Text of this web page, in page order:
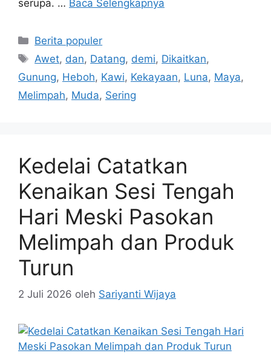
serupa. … Baca Selengkapnya
Kategori
Berita populer
Tag
Awet, dan, Datang, demi, Dikaitkan,
Gunung, Heboh, Kawi, Kekayaan, Luna, Maya,
Melimpah, Muda, Sering
Kedelai Catatkan
Kenaikan Sesi Tengah
Hari Meski Pasokan
Melimpah dan Produk
Turun
2 Juli 2026 oleh Sariyanti Wijaya